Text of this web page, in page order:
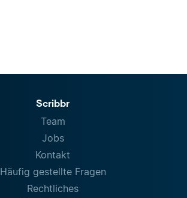
Scribbr
Team
Jobs
Kontakt
Häufig gestellte Fragen
Rechtliches